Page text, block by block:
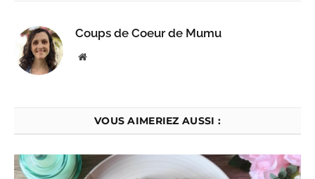
Coups de Coeur de Mumu
Website
VOUS AIMERIEZ AUSSI :